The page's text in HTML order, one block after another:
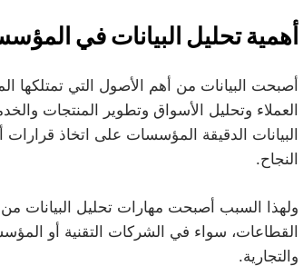
أهمية تحليل البيانات في
أصبحت البيانات من أهم الأصول التي
العملاء وتحليل الأسواق وتطوير المنتجات
البيانات الدقيقة المؤسسات على اتخاذ
النجاح.
ولهذا السبب أصبحت مهارات تحليل البيانات
القطاعات، سواء في الشركات التقنية أو
والتجارية.